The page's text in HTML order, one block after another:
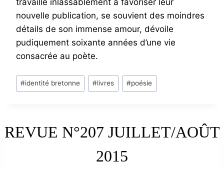
travaille inlassablement à favoriser leur
nouvelle publication, se souvient des moindres
détails de son immense amour, dévoile
pudiquement soixante années d’une vie
consacrée au poète.
Post
Tags:
#identité bretonne #livres #poésie
REVUE N°207 JUILLET/AOÛT
2015